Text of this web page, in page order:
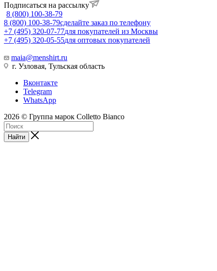
Подписаться на рассылку
8 (800) 100-38-79
8 (800) 100-38-79сделайте заказ по телефону
+7 (495) 320-07-77для покупателей из Москвы
+7 (495) 320-05-55для оптовых покупателей
maia@menshirt.ru
г. Узловая, Тульская область
Вконтакте
Telegram
WhatsApp
2026 © Группа марок Colletto Bianco
Найти